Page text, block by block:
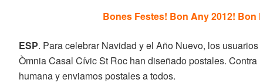
Bones Festes! Bon Any 2012! Bon
ESP. Para celebrar Navidad y el Año Nuevo, los
Òmnia Casal Cívic St Roc han diseñado postales.
humana y enviamos postales a todos.